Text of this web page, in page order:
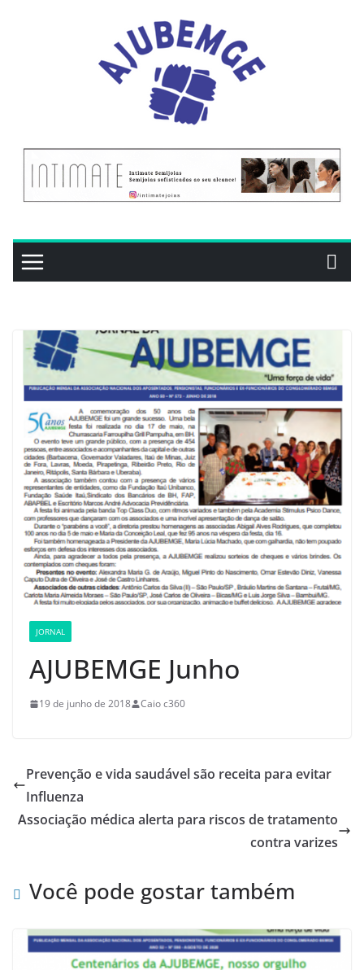
JORNAL
AJUBEMGE Junho
19 de junho de 2018 Caio c360
Prevenção e vida saudável são receita para evitar
Influenza
Associação médica alerta para riscos de tratamento
contra varizes
Você pode gostar também